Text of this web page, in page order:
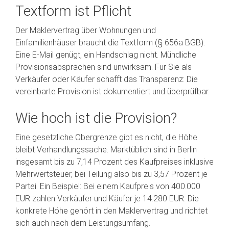
Textform ist Pflicht
Der Maklervertrag über Wohnungen und
Einfamilienhäuser braucht die Textform (§ 656a BGB).
Eine E-Mail genügt, ein Handschlag nicht. Mündliche
Provisionsabsprachen sind unwirksam. Für Sie als
Verkäufer oder Käufer schafft das Transparenz: Die
vereinbarte Provision ist dokumentiert und überprüfbar.
Wie hoch ist die Provision?
Eine gesetzliche Obergrenze gibt es nicht, die Höhe
bleibt Verhandlungssache. Marktüblich sind in Berlin
insgesamt bis zu 7,14 Prozent des Kaufpreises inklusive
Mehrwertsteuer, bei Teilung also bis zu 3,57 Prozent je
Partei. Ein Beispiel: Bei einem Kaufpreis von 400.000
EUR zahlen Verkäufer und Käufer je 14.280 EUR. Die
konkrete Höhe gehört in den Maklervertrag und richtet
sich auch nach dem Leistungsumfang.